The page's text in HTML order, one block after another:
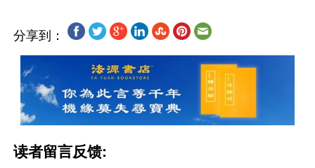
分享到：
读者留言反馈: